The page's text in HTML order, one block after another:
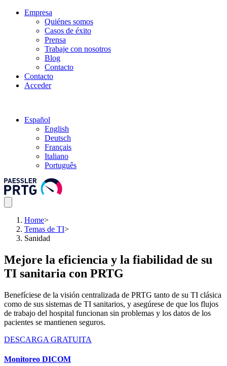
Empresa
Quiénes somos
Casos de éxito
Prensa
Trabaje con nosotros
Blog
Contacto
Contacto
Acceder
Español
English
Deutsch
Français
Italiano
Português
Home>
Temas de TI>
Sanidad
Mejore la eficiencia y la fiabilidad de su
TI sanitaria con PRTG
Benefíciese de la visión centralizada de PRTG tanto de su TI clásica
como de sus sistemas de TI sanitarios, y asegúrese de que los flujos
de trabajo del hospital funcionan sin problemas y los datos de los
pacientes se mantienen seguros.
DESCARGA GRATUITA
Monitoreo DICOM